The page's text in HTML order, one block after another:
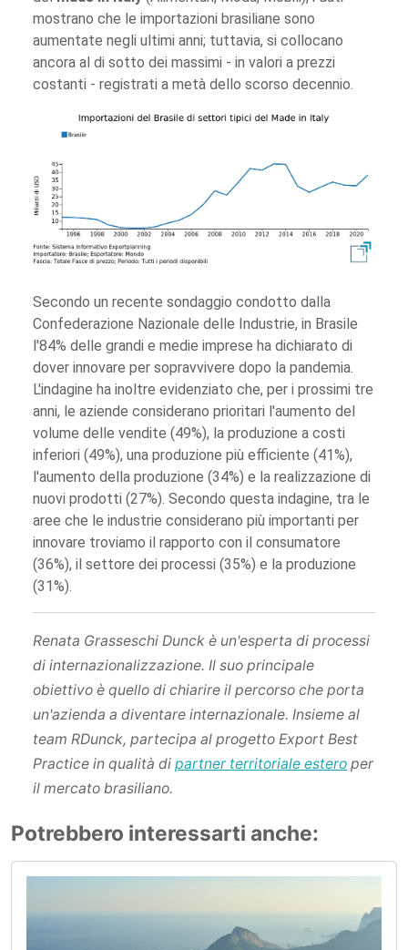
mostrano che le importazioni brasiliane sono
aumentate negli ultimi anni; tuttavia, si collocano
ancora al di sotto dei massimi - in valori a prezzi
costanti - registrati a metà dello scorso decennio.
Secondo un recente sondaggio condotto dalla
Confederazione Nazionale delle Industrie, in Brasile
l'84% delle grandi e medie imprese ha dichiarato di
dover innovare per sopravvivere dopo la pandemia.
L'indagine ha inoltre evidenziato che, per i prossimi tre
anni, le aziende considerano prioritari l'aumento del
volume delle vendite (49%), la produzione a costi
inferiori (49%), una produzione più efficiente (41%),
l'aumento della produzione (34%) e la realizzazione di
nuovi prodotti (27%). Secondo questa indagine, tra le
aree che le industrie considerano più importanti per
innovare troviamo il rapporto con il consumatore
(36%), il settore dei processi (35%) e la produzione
(31%).
Renata Grasseschi Dunck è un'esperta di processi
di internazionalizzazione. Il suo principale
obiettivo è quello di chiarire il percorso che porta
un'azienda a diventare internazionale. Insieme al
team RDunck, partecipa al progetto Export Best
Practice in qualità di partner territoriale estero per
il mercato brasiliano.
Potrebbero interessarti anche: